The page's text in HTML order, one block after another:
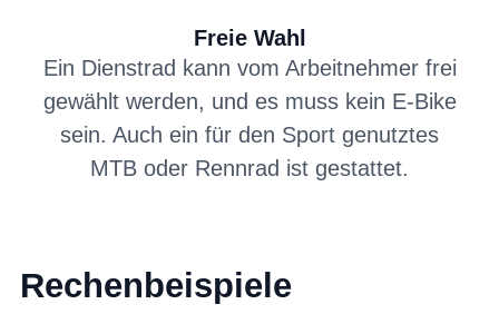
Freie Wahl
Ein Dienstrad kann vom Arbeitnehmer frei
gewählt werden, und es muss kein E-Bike
sein. Auch ein für den Sport genutztes
MTB oder Rennrad ist gestattet.
Rechenbeispiele